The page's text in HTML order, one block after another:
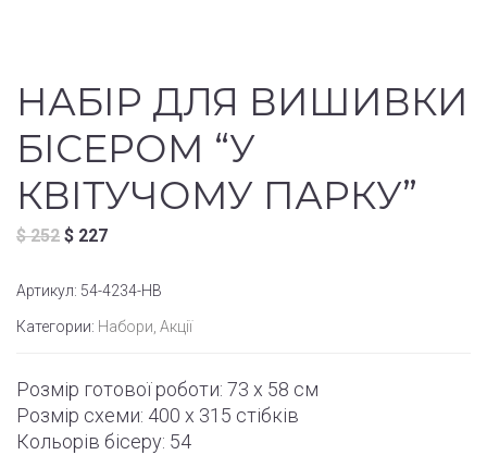
НАБІР ДЛЯ ВИШИВКИ
БІСЕРОМ “У
КВІТУЧОМУ ПАРКУ”
$252 $ 227
Артикул: 54-4234-НВ
Категории: Набори Акції
Розмір готової роботи: 73 х 58 см
Розмір схеми: 400 х 315 стібків
Кольорів бісеру: 54